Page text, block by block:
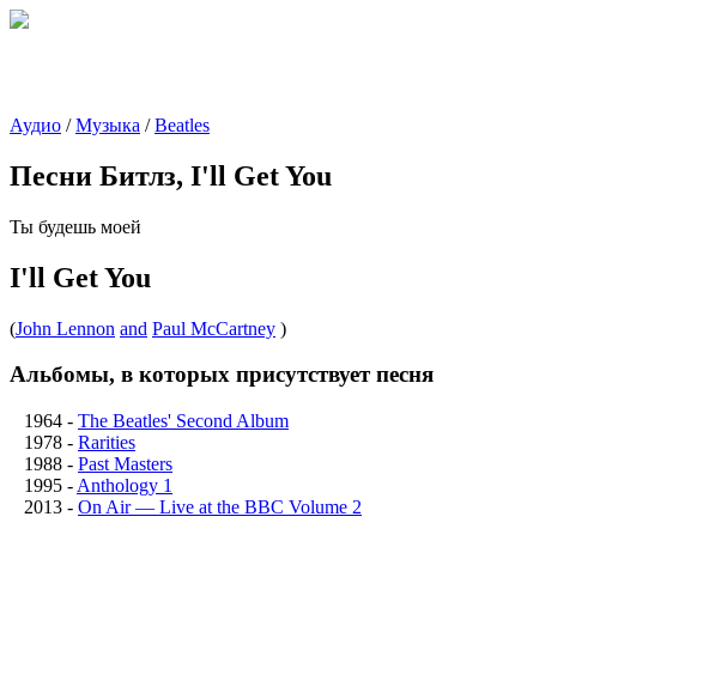
Аудио /Музыка /Beatles
Песни Битлз, I'll Get You
Ты будешь моей
I'll Get You
(John Lennon and Paul McCartney )
Альбомы, в которых присутствует песня
1964 - The Beatles' Second Album
1978 - Rarities
1988 - Past Masters
1995 - Anthology 1
2013 - On Air — Live at the BBC Volume 2